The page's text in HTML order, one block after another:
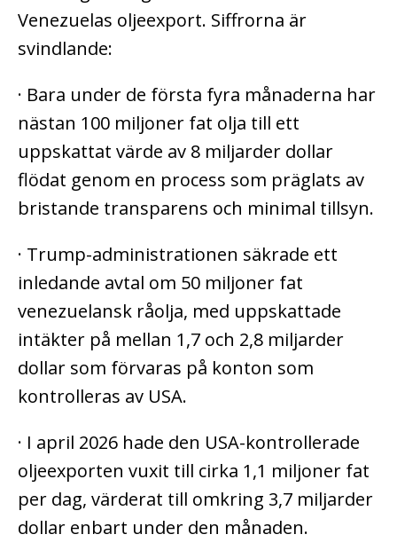
Venezuelas oljeexport. Siffrorna är
svindlande:
· Bara under de första fyra månaderna har
nästan 100 miljoner fat olja till ett
uppskattat värde av 8 miljarder dollar
flödat genom en process som präglats av
bristande transparens och minimal tillsyn.
· Trump-administrationen säkrade ett
inledande avtal om 50 miljoner fat
venezuelansk råolja, med uppskattade
intäkter på mellan 1,7 och 2,8 miljarder
dollar som förvaras på konton som
kontrolleras av USA.
· I april 2026 hade den USA-kontrollerade
oljeexporten vuxit till cirka 1,1 miljoner fat
per dag, värderat till omkring 3,7 miljarder
dollar enbart under den månaden.